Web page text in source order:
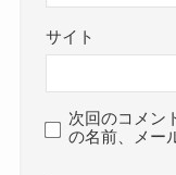
サイト
次回のコメン
の名前、メー